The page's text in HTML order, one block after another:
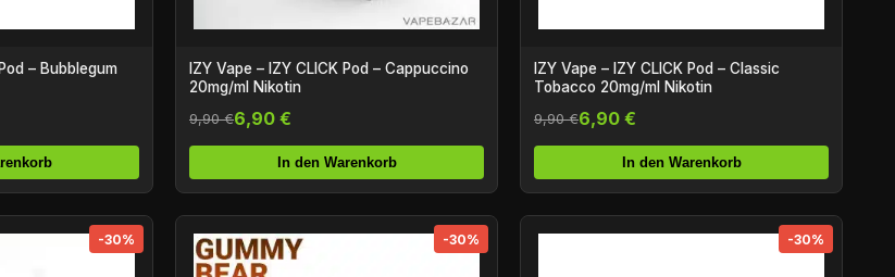
– Bubblegum
IZY Vape – IZY CLICK Pod – Cappuccino
20mg/ml Nikotin
9,90 €6,90 €
In den Warenkorb
IZY Vape – IZY CLICK Pod – Classic
Tobacco 20mg/ml Nikotin
9,90 €6,90 €
In den Warenkorb
-30% -30% -30%